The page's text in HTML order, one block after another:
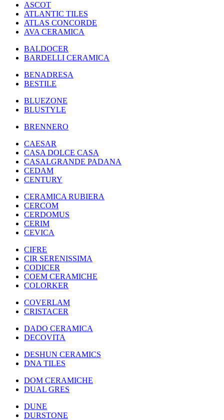
ASCOT
ATLANTIC TILES
ATLAS CONCORDE
AVA CERAMICA
BALDOCER
BARDELLI CERAMICA
BENADRESA
BESTILE
BLUEZONE
BLUSTYLE
BRENNERO
CAESAR
CASA DOLCE CASA
CASALGRANDE PADANA
CEDAM
CENTURY
CERAMICA RUBIERA
CERCOM
CERDOMUS
CERIM
CEVICA
CIFRE
CIR SERENISSIMA
CODICER
COEM CERAMICHE
COLORKER
COVERLAM
CRISTACER
DADO CERAMICA
DECOVITA
DESHUN CERAMICS
DNA TILES
DOM CERAMICHE
DUAL GRES
DUNE
DURSTONE